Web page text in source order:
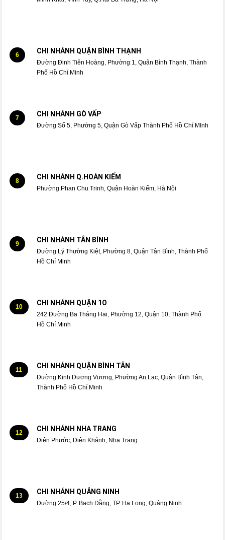
6 CHI NHÁNH QUẬN BÌNH THẠNH
Đường Đinh Tiên Hoàng, Phường 1, Quận Bình Thạnh, Thành
Phố Hồ Chí Minh
7 CHI NHÁNH GÒ VẤP
Đường Số 5, Phường 5, Quận Gò Vấp Thành Phố Hồ Chí MInh
8 CHI NHÁNH Q.HOÀN KIẾM
Phường Phan Chu Trinh, Quận Hoàn Kiếm, Hà Nội
9 CHI NHÁNH TÂN BÌNH
Đường Lý Thường Kiệt, Phường 8, Quận Tân Bình, Thành Phố
Hồ Chí Minh
10 CHI NHÁNH QUẬN 1O
242 Đường Ba Tháng Hai, Phường 12, Quận 10, Thành Phố
Hồ Chí Minh
11 CHI NHÁNH QUẬN BÌNH TÂN
Đường Kinh Dương Vương, Phường An Lạc, Quận Bình Tân,
Thành Phố Hồ Chí Minh
12 CHI NHÁNH NHA TRANG
Diên Phước, Diên Khánh, Nha Trang
13 CHI NHÁNH QUẢNG NINH
Đường 25/4, P. Bạch Đằng, TP. Hạ Long, Quảng Ninh